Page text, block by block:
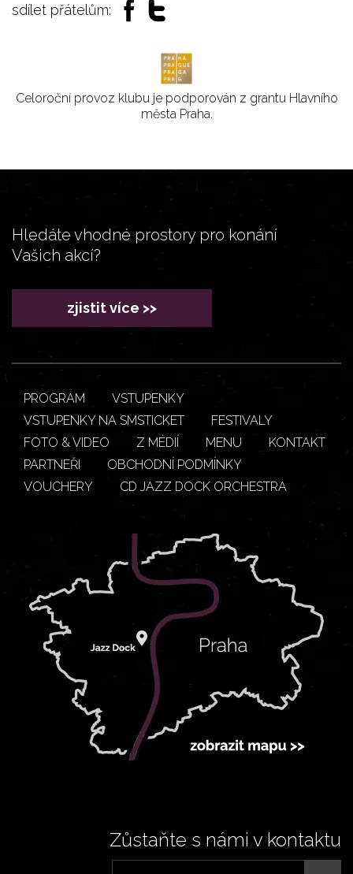
sdílet přátelům:
Celoroční provoz klubu je podporován z grantu Hlavního
města Praha.
Hledáte vhodné prostory pro konání
Vašich akcí?
zjistit více >>
PROGRAM
VSTUPENKY
VSTUPENKY NA SMSTICKET
FESTIVALY
FOTO & VIDEO
Z MÉDIÍ MENU
KONTAKT
PARTNEŘI
OBCHODNÍ PODMÍNKY
VOUCHERY
CD JAZZ DOCK ORCHESTRA
Zůstaňte s námi v kontaktu